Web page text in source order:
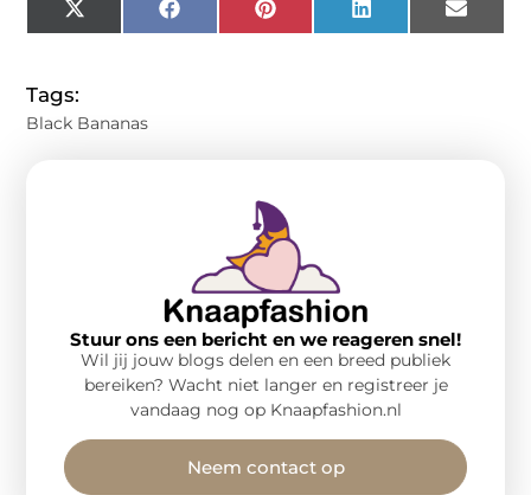
X
(Twitter)
FacebookPinterestLinkedInEmail
Tags:
Black Bananas
Stuur ons een bericht en we reageren snel!
Wil jij jouw blogs delen en een breed publiek
bereiken? Wacht niet langer en registreer je
vandaag nog op Knaapfashion.nl
Neem contact op